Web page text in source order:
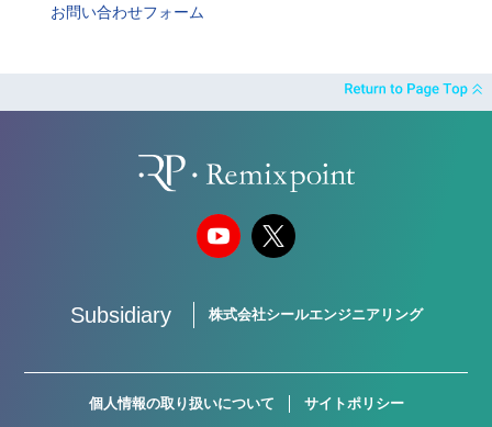
お問い合わせフォーム
Subsidiary 株式会社シールエンジニアリング
個人情報の取り扱いについて サイトポリシー